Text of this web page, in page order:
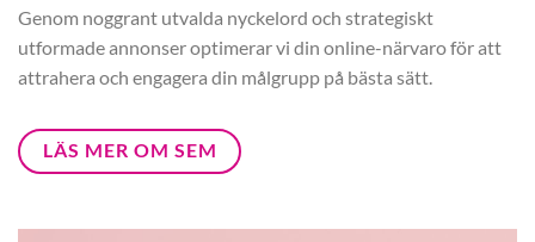
Genom noggrant utvalda nyckelord och strategiskt
utformade annonser optimerar vi din online-närvaro för att
attrahera och engagera din målgrupp på bästa sätt.
LÄS MER OM SEM